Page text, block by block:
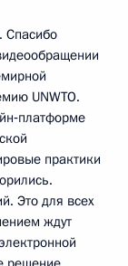
Спасибо
UNWTO.
практики
Это для всех
ждут